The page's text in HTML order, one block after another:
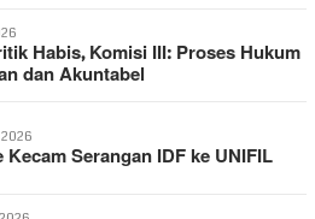
Habis, Komisi III: Proses Hukum
dan Akuntabel
Serangan IDF ke UNIFIL